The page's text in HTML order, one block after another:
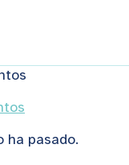
ha pasado.